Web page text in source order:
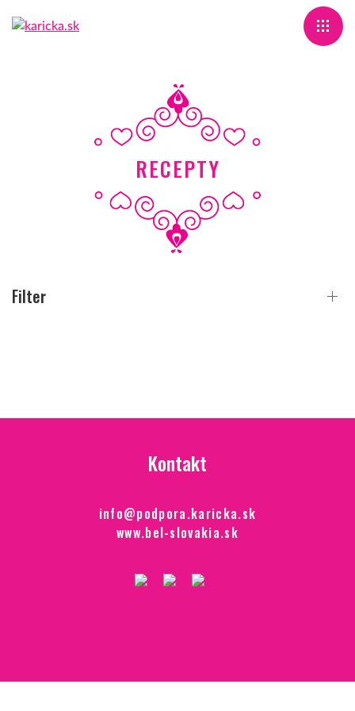
RECEPTY
Filter
Kontakt
info@podpora.karicka.sk
www.bel-slovakia.sk